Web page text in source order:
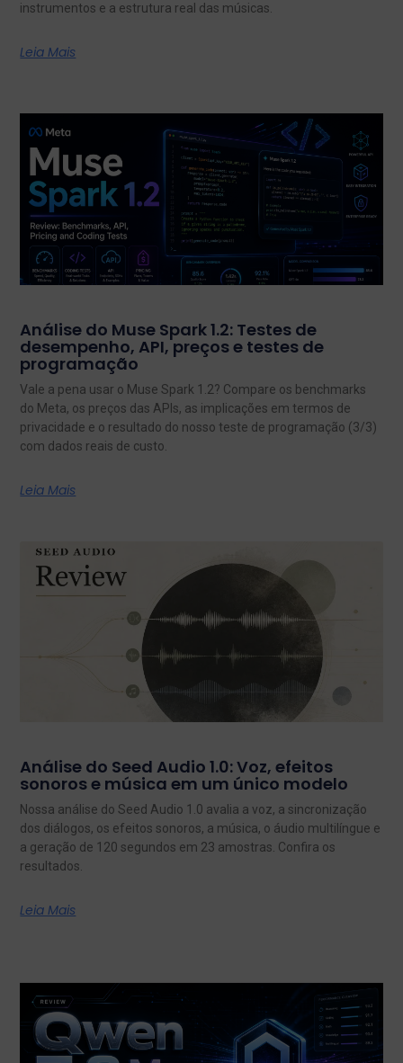
instrumentos e a estrutura real das músicas.
Leia Mais
Análise do Muse Spark 1.2: Testes de
desempenho, API, preços e testes de
programação
Vale a pena usar o Muse Spark 1.2? Compare os benchmarks
do Meta, os preços das APIs, as implicações em termos de
privacidade e o resultado do nosso teste de programação (3/3)
com dados reais de custo.
Leia Mais
Análise do Seed Audio 1.0: Voz, efeitos
sonoros e música em um único modelo
Nossa análise do Seed Audio 1.0 avalia a voz, a sincronização
dos diálogos, os efeitos sonoros, a música, o áudio multilíngue e
a geração de 120 segundos em 23 amostras. Confira os
resultados.
Leia Mais